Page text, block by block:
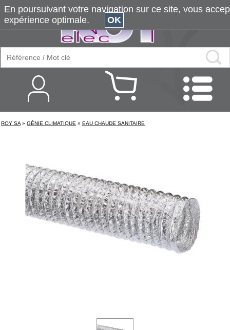
ROY SA » GÉNIE CLIMATIQUE » EAU CHAUDE SANITAIRE
En poursuivant votre navigation sur ce site, vous
expérience optimale.
OK